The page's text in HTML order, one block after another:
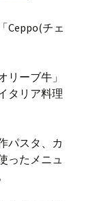
Ceppo(チェ
リーブ牛」
タリア料理
パスタ、カ
ったメニュ